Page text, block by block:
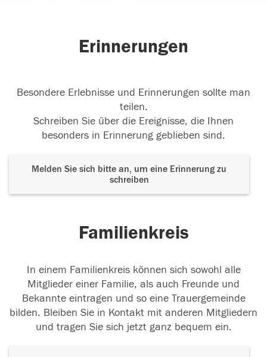
Erinnerungen
Besondere Erlebnisse und Erinnerungen sollte man
teilen.
Schreiben Sie über die Ereignisse, die Ihnen
besonders in Erinnerung geblieben sind.
Melden Sie sich bitte an, um eine Erinnerung zu
schreiben
Familienkreis
In einem Familienkreis können sich sowohl alle
Mitglieder einer Familie, als auch Freunde und
Bekannte eintragen und so eine Trauergemeinde
bilden. Bleiben Sie in Kontakt mit anderen Mitgliedern
und tragen Sie sich jetzt ganz bequem ein.